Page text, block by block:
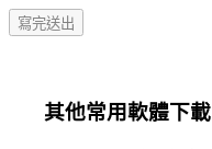
其他常用軟體下載